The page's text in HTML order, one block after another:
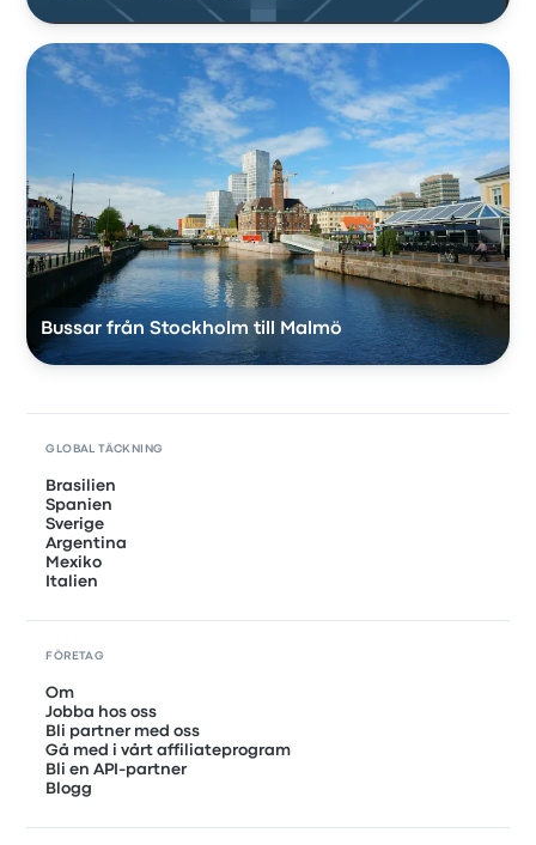
Bussar från Stockholm till Malmö
GLOBAL TÄCKNING
Brasilien
Spanien
Sverige
Argentina
Mexiko
Italien
FÖRETAG
Om
Jobba hos oss
Bli partner med oss
Gå med i vårt affiliateprogram
Bli en API-partner
Blogg